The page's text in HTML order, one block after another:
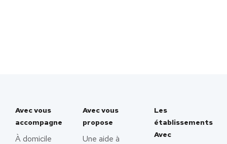
Avec vous
accompagne
À domicile
Avec vous
propose
Une aide à
Les
établissements
Avec